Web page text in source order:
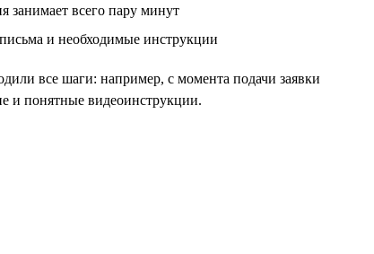
занимает всего пару минут
и необходимые инструкции
все шаги: например, с момента подачи заявки
и понятные видеоинструкции.